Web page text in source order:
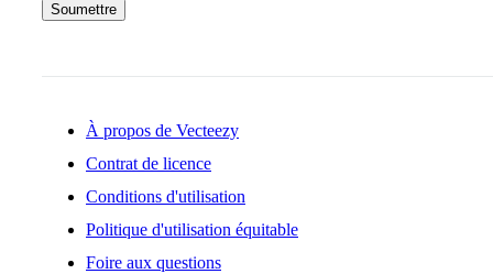
Soumettre
À propos de Vecteezy
Contrat de licence
Conditions d'utilisation
Politique d'utilisation équitable
Foire aux questions